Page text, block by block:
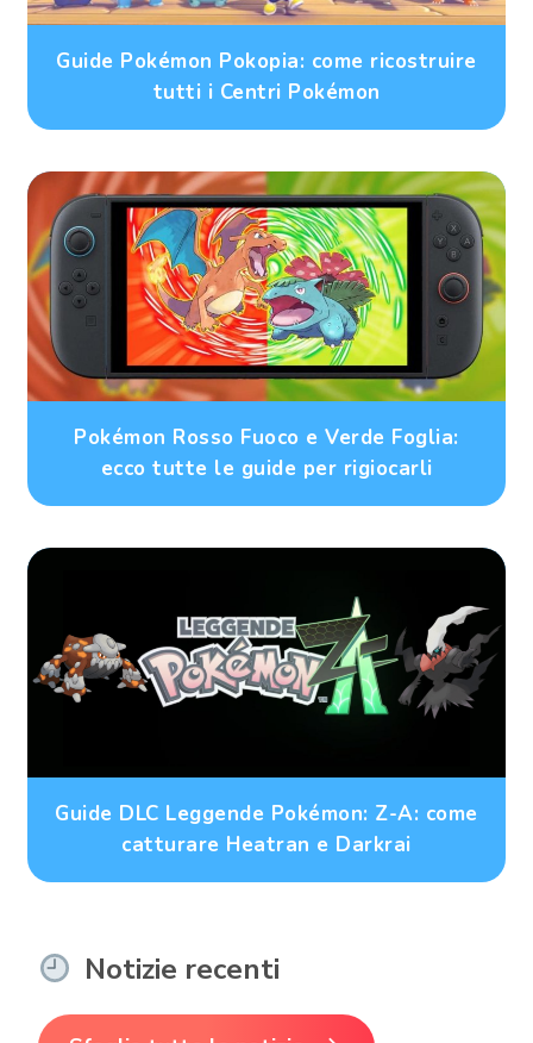
Guide Pokémon Pokopia: come ricostruire
tutti i Centri Pokémon
Pokémon Rosso Fuoco e Verde Foglia:
ecco tutte le guide per rigiocarli
Guide DLC Leggende Pokémon: Z-A: come
catturare Heatran e Darkrai
Notizie recenti